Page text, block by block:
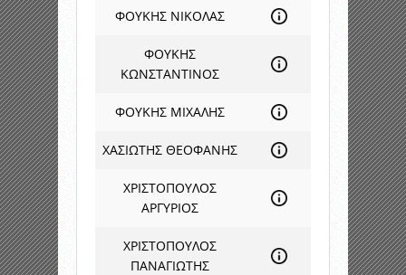
ΦΟΥΚΗΣ ΝΙΚΟΛΑΣ
ΦΟΥΚΗΣ
ΚΩΝΣΤΑΝΤΙΝΟΣ
ΦΟΥΚΗΣ ΜΙΧΑΛΗΣ
ΧΑΣΙΩΤΗΣ ΘΕΟΦΑΝΗΣ
ΧΡΙΣΤΟΠΟΥΛΟΣ
ΑΡΓΥΡΙΟΣ
ΧΡΙΣΤΟΠΟΥΛΟΣ
ΠΑΝΑΓΙΩΤΗΣ